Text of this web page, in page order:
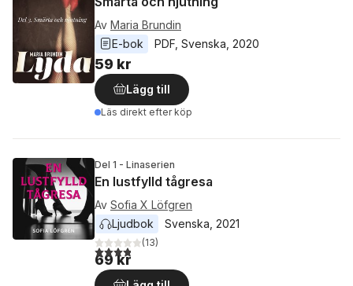
Av Maria Brundin
E-bok
PDF Svenska 2020
59 kr
Lägg till
Läs direkt efter köp
Del 1 - Linaserien
En lustfylld tågresa
Av Sofia X Löfgren
Ljudbok
Svenska 2021
3,8utav 5 stjärnor. Totalt antal röster:
(13)
69 kr